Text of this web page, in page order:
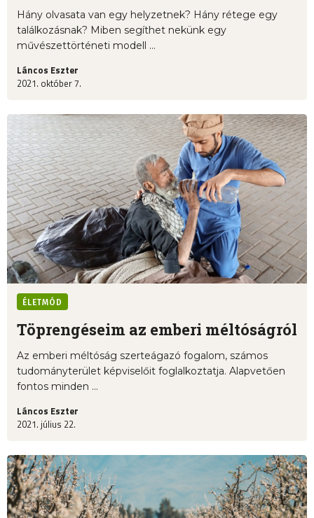
Hány olvasata van egy helyzetnek? Hány rétege egy
találkozásnak? Miben segíthet nekünk egy
művészettörténeti modell ...
Láncos Eszter
2021. október 7.
ÉLETMÓD
Töprengéseim az emberi méltóságról
Az emberi méltóság szerteágazó fogalom, számos
tudományterület képviselőit foglalkoztatja. Alapvetően
fontos minden ...
Láncos Eszter
2021. július 22.